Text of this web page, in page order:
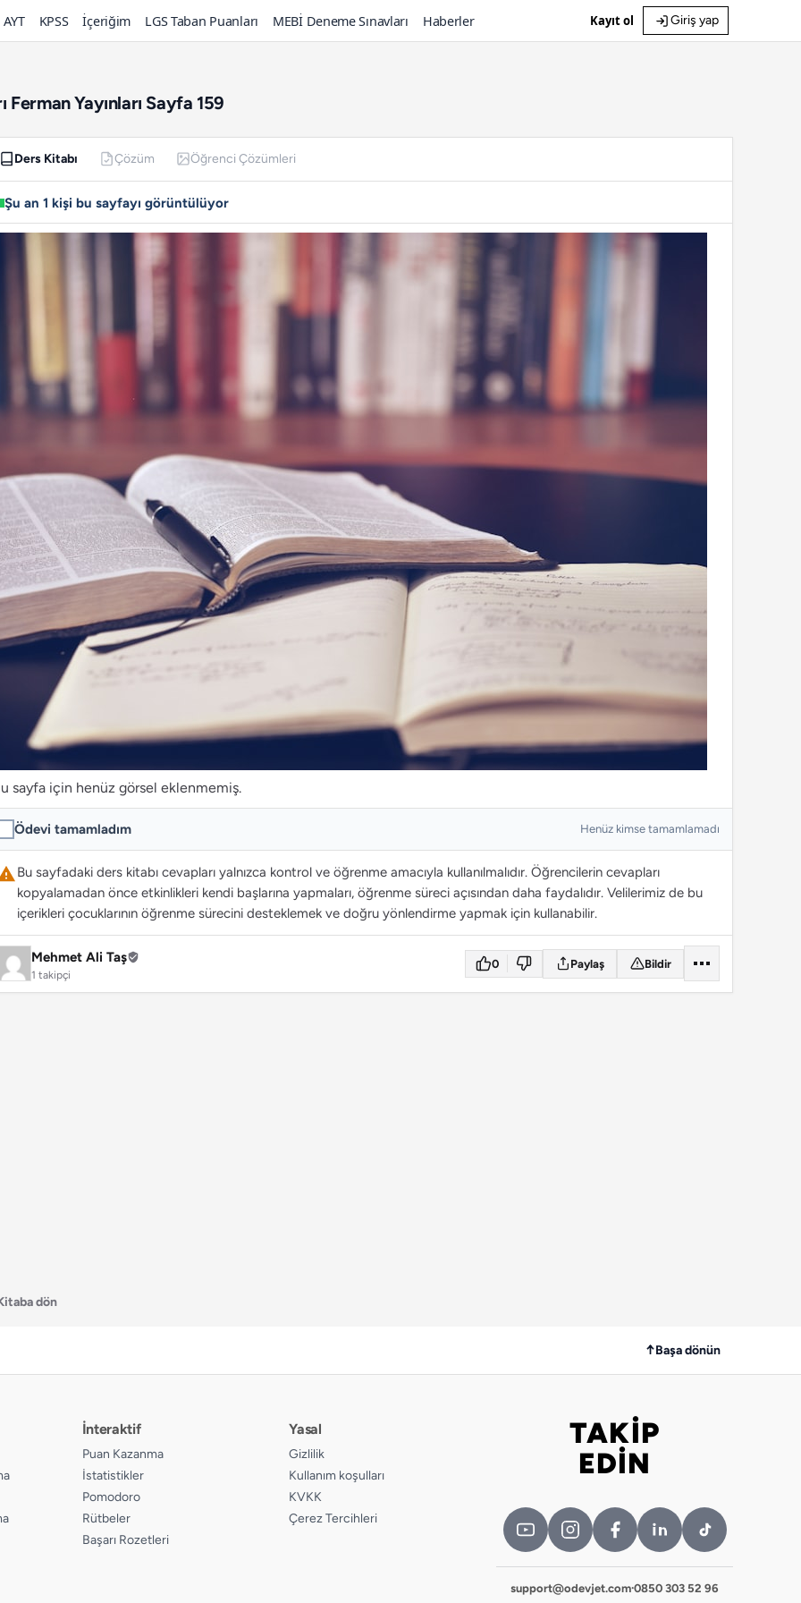
AYT KPSS İçeriğim LGS Taban Puanları MEBİ Deneme Sınavları Haberler Kayıt ol Giriş yap
Ferman Yayınları Sayfa 159
Ders Kitabı Çözüm Öğrenci Çözümleri
Şu an 1 kişi bu sayfayı görüntülüyor
sayfa için henüz görsel eklenmemiş.
Ödevi tamamladım Henüz kimse tamamlamadı
Bu sayfadaki ders kitabı cevapları yalnızca kontrol ve öğrenme amacıyla kullanılmalıdır. Öğrencilerin cevapları
kopyalamadan önce etkinlikleri kendi başlarına yapmaları, öğrenme süreci açısından daha faydalıdır. Velilerimiz de bu
içerikleri çocuklarının öğrenme sürecini desteklemek ve doğru yönlendirme yapmak için kullanabilir.
Mehmet Ali Taş
1 takipçi
0 Paylaş Bildir
dön
↑Başa dönün
İnteraktif
Puan Kazanma
İstatistikler
Pomodoro
Rütbeler
Başarı Rozetleri
Yasal
Gizlilik
Kullanım koşulları
KVKK
Çerez Tercihleri
Bizi takip edin
TAKİP
EDİN
support@odevjet.com·0850 303 52 96